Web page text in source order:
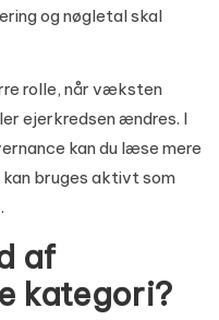
og nøgletal skal
rolle, når væksten
ejerkredsen ændres. I
kan du læse mere
bruges aktivt som
af
kategori?